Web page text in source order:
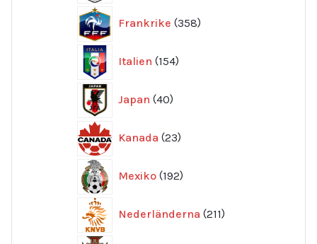
Frankrike 358
produkter
Italien 154
produkter
Japan 40
produkter
Kanada 23
produkter
Mexiko 192
produkter
Nederländerna 211
produkter